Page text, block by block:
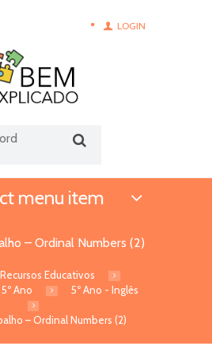
LOGIN
menu item
– Ordinal Numbers (2)
Recursos Educativos
5º Ano 5º Ano - Inglês
– Ordinal Numbers (2)